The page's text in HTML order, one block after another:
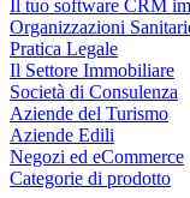
Il tuo software CRM
Organizzazioni
Pratica Legale
Il Settore Immobiliare
Società di Consulenza
Aziende del Turismo
Aziende Edili
Negozi ed eCommerce
Categorie di prodotto